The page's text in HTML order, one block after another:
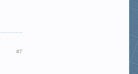
#7